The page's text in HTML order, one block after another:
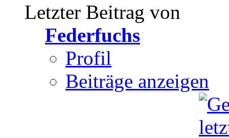
Letzter Beitrag von
Federfuchs
Profil
Beiträge anzeigen